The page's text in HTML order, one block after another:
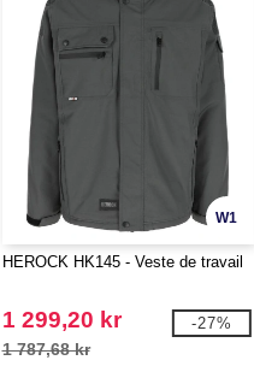
W1
HEROCK HK145 - Veste de travail
1 299,20 kr
1 787,68 kr
-27%